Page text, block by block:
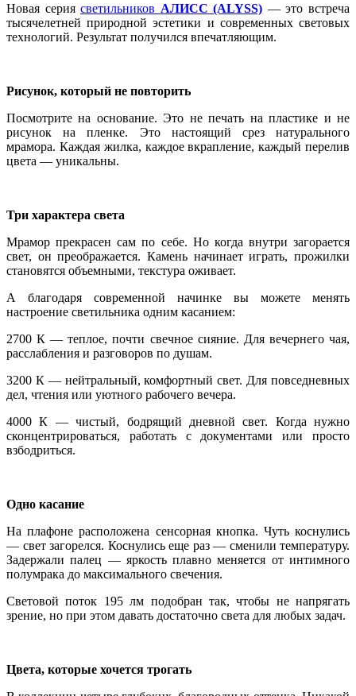
Новая сериясветильников АЛИСС (ALYSS) — это встреча
тысячелетней природной эстетики и современных световых
технологий. Результат получился впечатляющим.
Рисунок, который не повторить
Посмотрите на основание. Это не печать на пластике и не
рисунок на пленке. Это настоящий срез натурального
мрамора. Каждая жилка, каждое вкрапление, каждый перелив
цвета — уникальны.
Три характера света
Мрамор прекрасен сам по себе. Но когда внутри загорается
свет, он преображается. Камень начинает играть, прожилки
становятся объемными, текстура оживает.
А благодаря современной начинке вы можете менять
настроение светильника одним касанием:
2700 К — теплое, почти свечное сияние. Для вечернего чая,
расслабления и разговоров по душам.
3200 К — нейтральный, комфортный свет. Для повседневных
дел, чтения или уютного рабочего вечера.
4000 К — чистый, бодрящий дневной свет. Когда нужно
сконцентрироваться, работать с документами или просто
взбодриться.
Одно касание
На плафоне расположена сенсорная кнопка. Чуть коснулись
— свет загорелся. Коснулись еще раз — сменили температуру.
Задержали палец — яркость плавно меняется от интимного
полумрака до максимального свечения.
Световой поток 195 лм подобран так, чтобы не напрягать
зрение, но при этом давать достаточно света для любых задач.
Цвета, которые хочется трогать